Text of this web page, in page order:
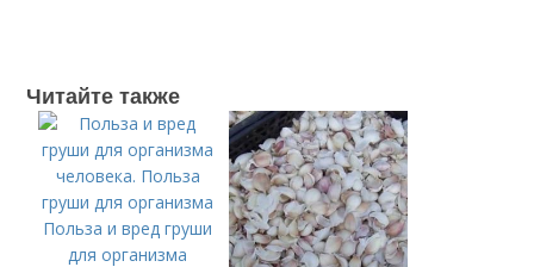
Читайте также
Польза и вред груши
для организма